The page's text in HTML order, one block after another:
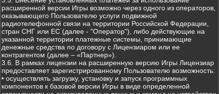
расширенной версии Игры возможно через одного из операторов,
оказывающего Пользователю услуги подвижной
радиотелефонной связи на территории Российской Федерации,
стран СНГ или ЕС (далее - "Оператор"), либо действующие на
указанной территории платежные системы, принимающие
денежные средства по договору с Лицензиаром или ее
контрагентом (далее – «Партнер»).
3.6. В рамках лицензии на расширенную версию Игры Лицензиар
предоставляет зарегистрированному Пользователю возможность:
• осуществлять загрузку, установку и запуск программных
компонентов к базовой версии Игры в виде определенной